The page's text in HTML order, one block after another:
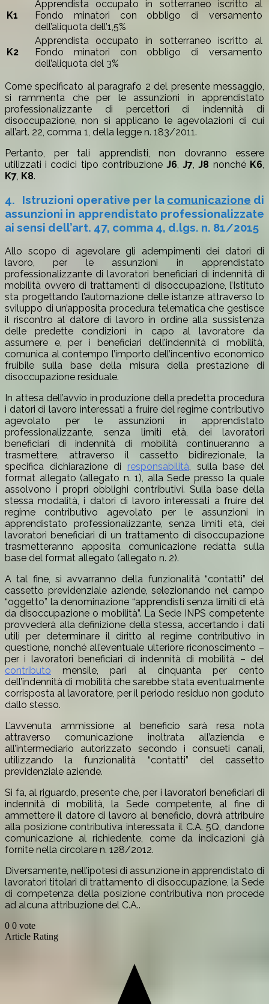
K1
Apprendista occupato in sotterraneo iscritto al
Fondo minatori con obbligo di versamento
dell’aliquota dell’1,5%
K2
Apprendista occupato in sotterraneo iscritto al
Fondo minatori con obbligo di versamento
dell’aliquota del 3%
Come specificato al paragrafo 2 del presente messaggio,
si rammenta che per le assunzioni in apprendistato
professionalizzante di percettori di indennità di
disoccupazione, non si applicano le agevolazioni di cui
all’art. 22, comma 1, della legge n. 183/2011.
Pertanto, per tali apprendisti, non dovranno essere
utilizzati i codici tipo contribuzione J6, J7, J8 nonché K6,
K7, K8.
4. Istruzioni operative per la comunicazione di
assunzioni in apprendistato professionalizzate
ai sensi dell’art. 47, comma 4, d.lgs. n. 81/2015
Allo scopo di agevolare gli adempimenti dei datori di
lavoro, per le assunzioni in apprendistato
professionalizzante di lavoratori beneficiari di indennità di
mobilità ovvero di trattamenti di disoccupazione, l’Istituto
sta progettando l’automazione delle istanze attraverso lo
sviluppo di un’apposita procedura telematica che gestisce
il riscontro al datore di lavoro in ordine alla sussistenza
delle predette condizioni in capo al lavoratore da
assumere e, per i beneficiari dell’indennità di mobilità,
comunica al contempo l’importo dell’incentivo economico
fruibile sulla base della misura della prestazione di
disoccupazione residuale.
In attesa dell’avvio in produzione della predetta procedura
i datori di lavoro interessati a fruire del regime contributivo
agevolato per le assunzioni in apprendistato
professionalizzante, senza limiti età, dei lavoratori
beneficiari di indennità di mobilità continueranno a
trasmettere, attraverso il cassetto bidirezionale, la
specifica dichiarazione di responsabilità, sulla base del
format allegato (allegato n. 1), alla Sede presso la quale
assolvono i propri obblighi contributivi. Sulla base della
stessa modalità, i datori di lavoro interessati a fruire del
regime contributivo agevolato per le assunzioni in
apprendistato professionalizzante, senza limiti età, dei
lavoratori beneficiari di un trattamento di disoccupazione
trasmetteranno apposita comunicazione redatta sulla
base del format allegato (allegato n. 2).
A tal fine, si avvarranno della funzionalità “contatti” del
cassetto previdenziale aziende, selezionando nel campo
“oggetto” la denominazione “apprendisti senza limiti di età
da disoccupazione o mobilità”. La Sede INPS competente
provvederà alla definizione della stessa, accertando i dati
utili per determinare il diritto al regime contributivo in
questione, nonché all’eventuale ulteriore riconoscimento –
per i lavoratori beneficiari di indennità di mobilità – del
contributo mensile, pari al cinquanta per cento
dell’indennità di mobilità che sarebbe stata eventualmente
corrisposta al lavoratore, per il periodo residuo non goduto
dallo stesso.
L’avvenuta ammissione al beneficio sarà resa nota
attraverso comunicazione inoltrata all’azienda e
all’intermediario autorizzato secondo i consueti canali,
utilizzando la funzionalità “contatti” del cassetto
previdenziale aziende.
Si fa, al riguardo, presente che, per i lavoratori beneficiari di
indennità di mobilità, la Sede competente, al fine di
ammettere il datore di lavoro al beneficio, dovrà attribuire
alla posizione contributiva interessata il C.A. 5Q, dandone
comunicazione al richiedente, come da indicazioni già
fornite nella circolare n. 128/2012.
Diversamente, nell’ipotesi di assunzione in apprendistato di
lavoratori titolari di trattamento di disoccupazione, la Sede
di competenza della posizione contributiva non procede
ad alcuna attribuzione del C.A..
0 0 vote
Article Rating